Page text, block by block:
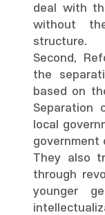
deal with
without
structure.
Second,
the
based on
Separation
local
government
They also
through
younger